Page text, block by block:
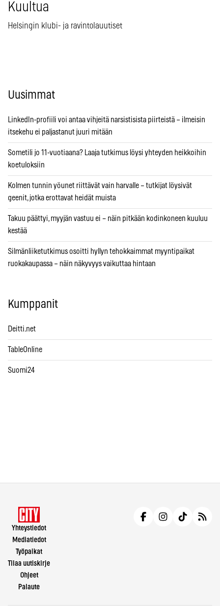
Kuultua
Helsingin klubi- ja ravintolauutiset
Uusimmat
LinkedIn-profiili voi antaa vihjeitä narsistisista piirteistä – ilmeisin
itsekehu ei paljastanut juuri mitään
Sometili jo 11-vuotiaana? Laaja tutkimus löysi yhteyden heikkoihin
koetuloksiin
Kolmen tunnin yöunet riittävät vain harvalle – tutkijat löysivät
geenit, jotka erottavat heidät muista
Takuu päättyi, myyjän vastuu ei – näin pitkään kodinkoneen kuuluu
kestää
Silmänliiketutkimus osoitti hyllyn tehokkaimmat myyntipaikat
ruokakaupassa – näin näkyvyys vaikuttaa hintaan
Kumppanit
Deitti.net
TableOnline
Suomi24
Yhteystiedot
Mediatiedot
Työpaikat
Tilaa uutiskirje
Ohjeet
Palaute